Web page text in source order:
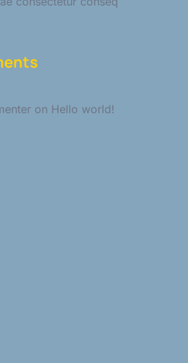
on Hello world!